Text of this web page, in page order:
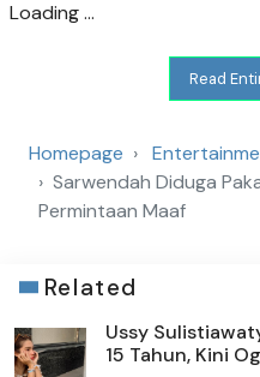
Loading ...
Read
Homepage
Sarwendah Diduga
Permintaan Maaf
Related
Ussy
15 Tahun, Kini